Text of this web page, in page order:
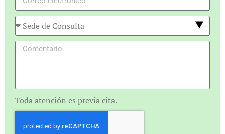
Toda atención es previa cita.